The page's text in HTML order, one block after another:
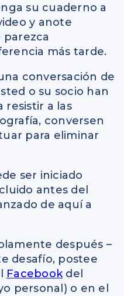
su cuaderno a
y anote
más tarde.
conversación de
o su socio han
resistir a las
conversen
para eliminar
ser iniciado
antes del
de aquí a
después –
desafío, postee
Facebookdel
personal) o en el